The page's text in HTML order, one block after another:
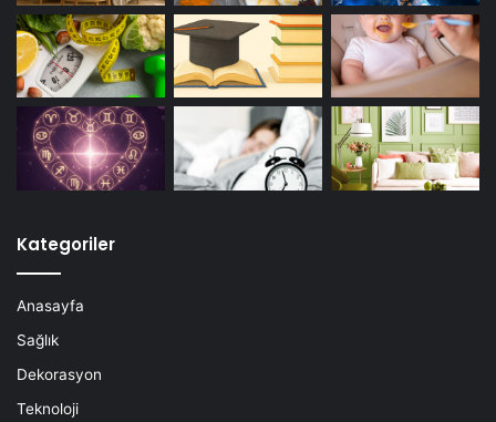
Kategoriler
Anasayfa
Sağlık
Dekorasyon
Teknoloji